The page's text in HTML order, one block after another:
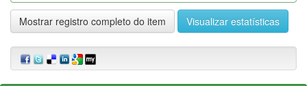
Mostrar registro completo do item Visualizar estatísticas